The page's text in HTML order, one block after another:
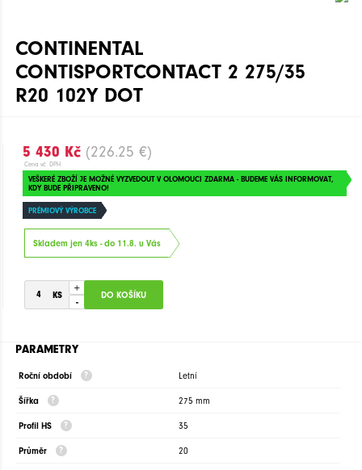
CONTINENTAL
CONTISPORTCONTACT 2 275/35
R20 102Y DOT
5 430 Kč (226.25 €)
Cena vč. DPH
VEŠKERÉ ZBOŽÍ JE MOŽNÉ VYZVEDOUT V OLOMOUCI ZDARMA - BUDEME VÁS INFORMOVAT,
KDY BUDE PŘIPRAVENO!
PRÉMIOVÝ VÝROBCE
Skladem jen 4ks - do 11.8. u Vás
+
-
PARAMETRY
Roční období Letní
Šířka 275 mm
Profil HS 35
Průměr 20